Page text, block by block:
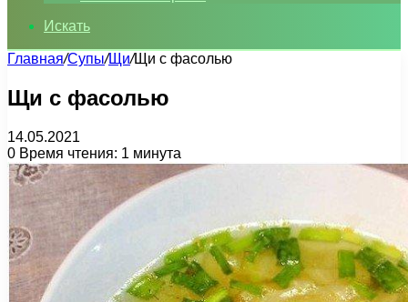
Искать
Главная/Супы/Щи/Щи с фасолью
Щи с фасолью
14.05.2021
0 Время чтения: 1 минута